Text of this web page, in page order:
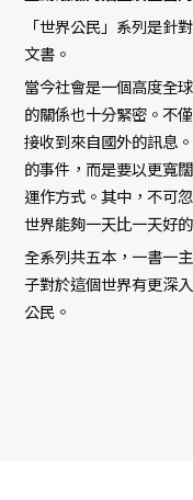
「世界公民」系列是針
文書。
當今社會是一個高度全
的關係也十分緊密。不
接收到來自國外的訊息
的事件，而是要以更寬
運作方式。其中，不可
世界能夠一天比一天好
全系列共五本，一書一
子對於這個世界有更深
公民。